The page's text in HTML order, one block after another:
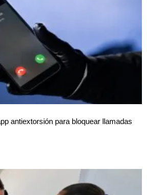
antiextorsión para bloquear llamadas